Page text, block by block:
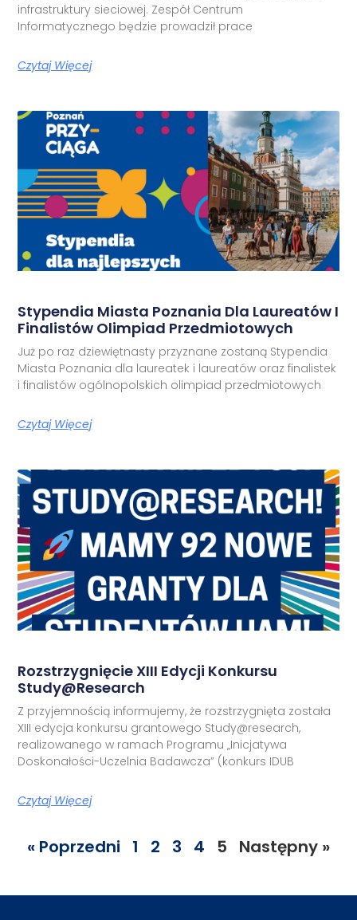
infrastruktury sieciowej. Zespół Centrum
Informatycznego będzie prowadził prace
Czytaj Więcej
Stypendia Miasta Poznania Dla Laureatów I
Finalistów Olimpiad Przedmiotowych
Już po raz dziewiętnasty przyznane zostaną Stypendia
Miasta Poznania dla laureatek i laureatów oraz finalistek
i finalistów ogólnopolskich olimpiad przedmiotowych
Czytaj Więcej
Rozstrzygnięcie XIII Edycji Konkursu
Study@research
Z przyjemnością informujemy, że rozstrzygnięta została
XIII edycja konkursu grantowego Study@research,
realizowanego w ramach Programu „Inicjatywa
Doskonałości-Uczelnia Badawcza” (konkurs IDUB
Czytaj Więcej
« Poprzedni 1 2 3 4 5 Następny »